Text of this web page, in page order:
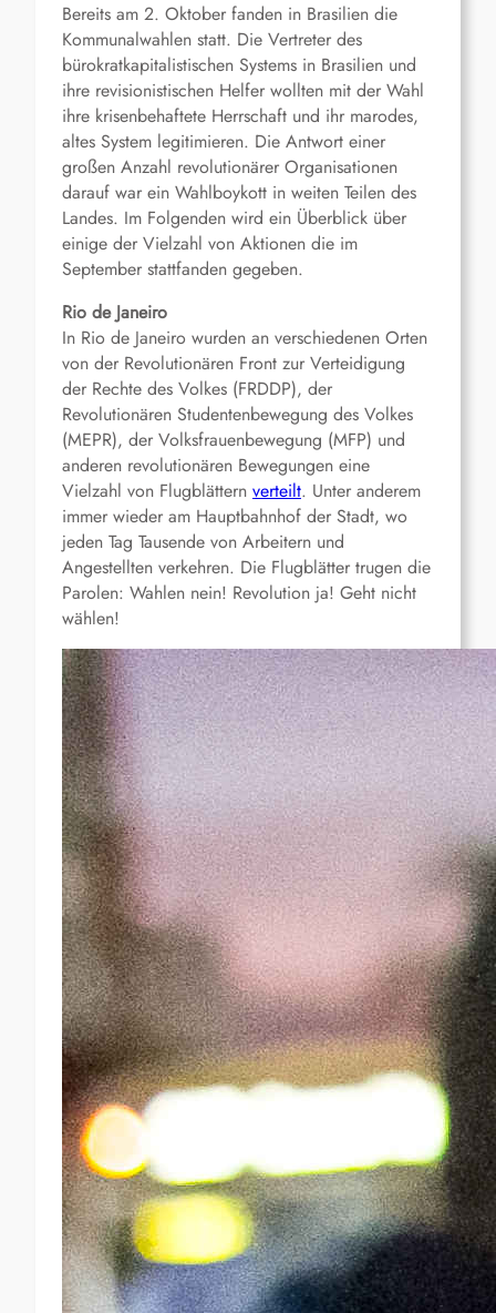
Bereits am 2. Oktober fanden in Brasilien die
Kommunalwahlen statt. Die Vertreter des
bürokratkapitalistischen Systems in Brasilien und
ihre revisionistischen Helfer wollten mit der Wahl
ihre krisenbehaftete Herrschaft und ihr marodes,
altes System legitimieren. Die Antwort einer
großen Anzahl revolutionärer Organisationen
darauf war ein Wahlboykott in weiten Teilen des
Landes. Im Folgenden wird ein Überblick über
einige der Vielzahl von Aktionen die im
September stattfanden gegeben.
Rio de Janeiro
In Rio de Janeiro wurden an verschiedenen Orten
von der Revolutionären Front zur Verteidigung
der Rechte des Volkes (FRDDP), der
Revolutionären Studentenbewegung des Volkes
(MEPR), der Volksfrauenbewegung (MFP) und
anderen revolutionären Bewegungen eine
Vielzahl von Flugblättern verteilt. Unter anderem
immer wieder am Hauptbahnhof der Stadt, wo
jeden Tag Tausende von Arbeitern und
Angestellten verkehren. Die Flugblätter trugen die
Parolen: Wahlen nein! Revolution ja! Geht nicht
wählen!